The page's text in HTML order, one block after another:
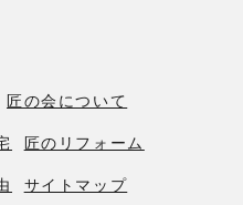
匠の会について
匠のリフォーム
サイトマップ